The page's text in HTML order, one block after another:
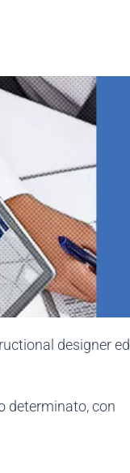
designer ed
determinato, con